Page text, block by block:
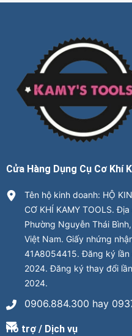
Cửa Hàng Dụng Cụ Cơ Khí
Tên hộ kinh doanh: HỘ
CƠ KHÍ KAMY TOOLS.
Phường Nguyễn Thái
Việt Nam. Giấy nhứng
41A8054415. Đăng ký
2024. Đăng ký thay đổi
2024.
0906.884.300 hay
Hỗ trợ / Dịch vụ